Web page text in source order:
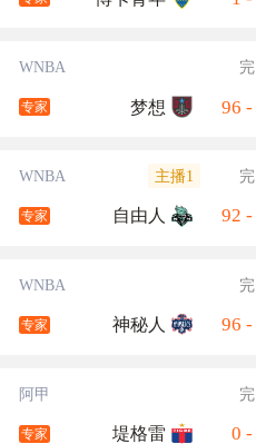
WNBA 完
专家 梦想 96 -
WNBA 主播1 完
专家 自由人 92 -
WNBA 完
专家 神秘人 96 -
阿甲 完
专家 堤格雷 0 -